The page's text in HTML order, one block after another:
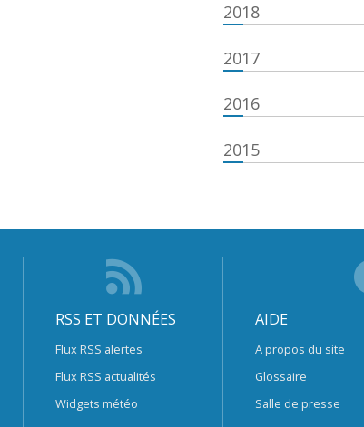
2018
2017
2016
2015
RSS ET DONNÉES
Flux RSS alertes
Flux RSS actualités
Widgets météo
AIDE
A propos du site
Glossaire
Salle de presse